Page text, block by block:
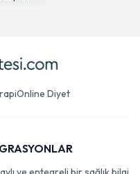
Online Diyet